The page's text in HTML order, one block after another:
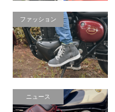
ファッション
ニュース